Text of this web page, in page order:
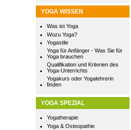
YOGA WISSEN
Was ist Yoga
Wozu Yoga?
Yogastile
Yoga für Anfänger - Was Sie für
Yoga brauchen
Qualifikation und Kriterien des
Yoga-Unterrichts
Yogakurs oder Yogalehrerin
finden
YOGA SPEZIAL
Yogatherapie
Yoga & Osteopathie